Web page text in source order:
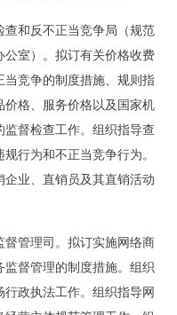
查和反不正当竞争局（规范
公室）。拟订有关价格收费
当竞争的制度措施、规则指
价格、服务价格以及国家机
监督检查工作。组织指导查
行为和不正当竞争行为。
企业、直销员及其直销活动
督管理司。拟订实施网络商
监督管理的制度措施。组织
行政执法工作。组织指导网